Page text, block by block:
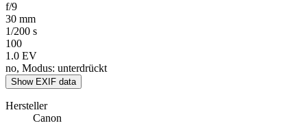
f/9
30 mm
1/200 s
100
1.0 EV
no, Modus: unterdrückt
Show EXIF data
Hersteller
Canon